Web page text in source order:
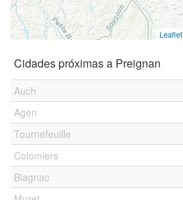
Leaflet
Cidades próximas a Preignan
Auch
Agen
Tournefeuille
Colomiers
Blagnac